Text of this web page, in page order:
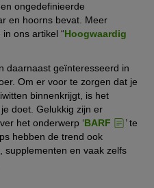
ongedefinieerde
en hoorns bevat. Meer
ons artikel “Hoogwaardig
daarnaast geïnteresseerd in
Om er voor te zorgen dat je
binnenkrijgt, is het
doet. Gelukkig zijn er
het onderwerp ‘BARF
’ te
hebben de trend ook
supplementen en vaak zelfs